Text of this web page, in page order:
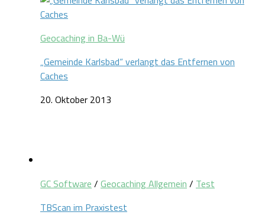
Geocaching in Ba-Wü
„Gemeinde Karlsbad“ verlangt das Entfernen von
Caches
20. Oktober 2013
GC Software / Geocaching Allgemein / Test
TBScan im Praxistest